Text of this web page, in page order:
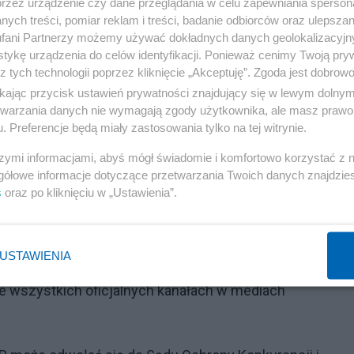
Unijna dyrektywa uderzy w finanse
zapisy były stosowane przez PKO BP
Co więcej, bank nie zaprzestał ich stosowania
wysokość nałożonej sankcji.
został zobowiązany do opublikowania informacji o
wszystkich oficjalnych kanałach w mediach
treści, pomiar reklam i treści, badanie odbiorców oraz
Partnerzy możemy używać dokładnych danych
urządzenia do celów identyfikacji. Ponieważ cenimy Twoją
tych technologii poprzez kliknięcie „Akceptuję”. Zgoda jest
przycisk ustawień prywatności znajdujący się w lewym
danych nie wymagają zgody użytkownika, ale masz
Preferencje będą miały zastosowania tylko na tej witrynie.
informacjami, abyś mógł świadomie i komfortowo korzystać z
informacje dotyczące przetwarzania Twoich danych
oraz po kliknięciu w „Ustawienia”.
USTAWIENIA